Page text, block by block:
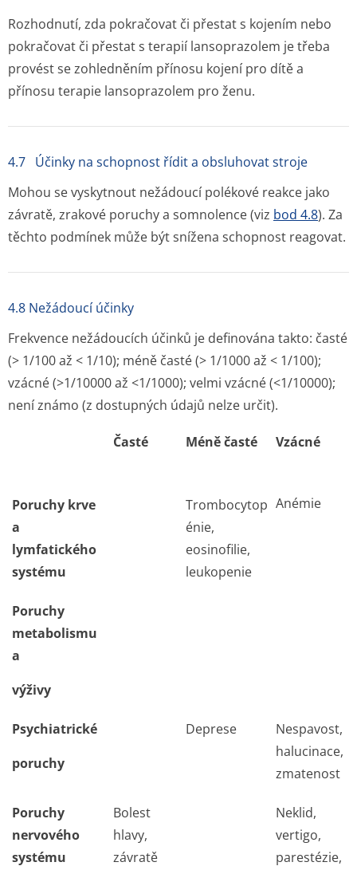
Rozhodnutí, zda pokračovat či přestat s kojením nebo
pokračovat či přestat s terapií lansoprazolem je třeba
provést se zohledněním přínosu kojení pro dítě a
přínosu terapie lansoprazolem pro ženu.
4.7 Účinky na schopnost řídit a obsluhovat stroje
Mohou se vyskytnout nežádoucí polékové reakce jako
závratě, zrakové poruchy a somnolence (viz bod 4.8). Za
těchto podmínek může být snížena schopnost reagovat.
4.8 Nežádoucí účinky
Frekvence nežádoucích účinků je definována takto: časté
(> 1/100 až < 1/10); méně časté (> 1/1000 až < 1/100);
vzácné (>1/10000 až <1/1000); velmi vzácné (<1/10000);
není známo (z dostupných údajů nelze určit).
Časté Méně časté Vzácné
Poruchy krve
a
lymfatického
systému
Trombocytop
énie,
eosinofilie,
leukopenie
Anémie
Poruchy
metabolismu
a
výživy
Psychiatrické
poruchy
Deprese
Nespavost,
halucinace,
zmatenost
Poruchy
nervového
systému
Bolest
hlavy,
závratě
Neklid,
vertigo,
parestézie,